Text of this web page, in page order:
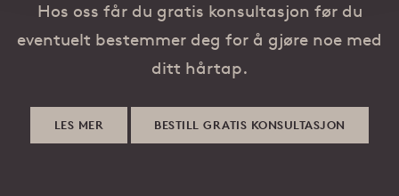
Hos oss får du gratis konsultasjon før du
eventuelt bestemmer deg for å gjøre noe med
ditt hårtap.
LES MER BESTILL GRATIS KONSULTASJON